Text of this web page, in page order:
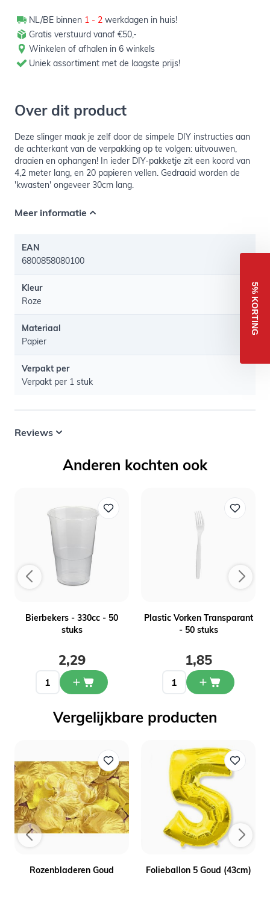
NL/BE binnen 1 - 2 werkdagen in huis!
Gratis verstuurd vanaf €50,-
Winkelen of afhalen in 6 winkels
Uniek assortiment met de laagste prijs!
Over dit product
Deze slinger maak je zelf door de simpele DIY instructies aan
de achterkant van de verpakking op te volgen: uitvouwen,
draaien en ophangen! In ieder DIY-pakketje zit een koord van
4,2 meter lang, en 20 papieren vellen. Gedraaid worden de
'kwasten' ongeveer 30cm lang.
Meer informatie
EAN
6800858080100
Kleur
Roze
Materiaal
Papier
Verpakt per
Verpakt per 1 stuk
Reviews
Anderen kochten ook
Bierbekers - 330cc - 50
stuks
2,29
Plastic Vorken Transparant
- 50 stuks
1,85
Vergelijkbare producten
Rozenbladeren Goud Folieballon 5 Goud (43cm)
5% KORTING